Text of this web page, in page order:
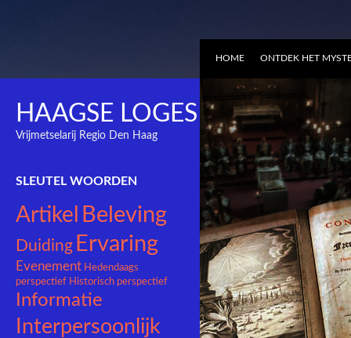
HOME ONTDEK HET
HAAGSE LOGES
Vrijmetselarij Regio Den Haag
SLEUTEL WOORDEN
Artikel Beleving
Duiding Ervaring
Evenement Hedendaags
perspectief Historisch perspectief
Informatie
Interpersoonlijk